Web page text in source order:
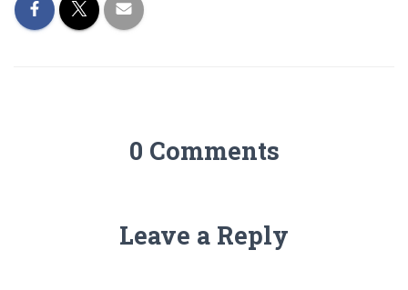
0 Comments
Leave a Reply